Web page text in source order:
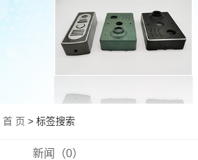
首 页 > 标签搜索
新闻（0）